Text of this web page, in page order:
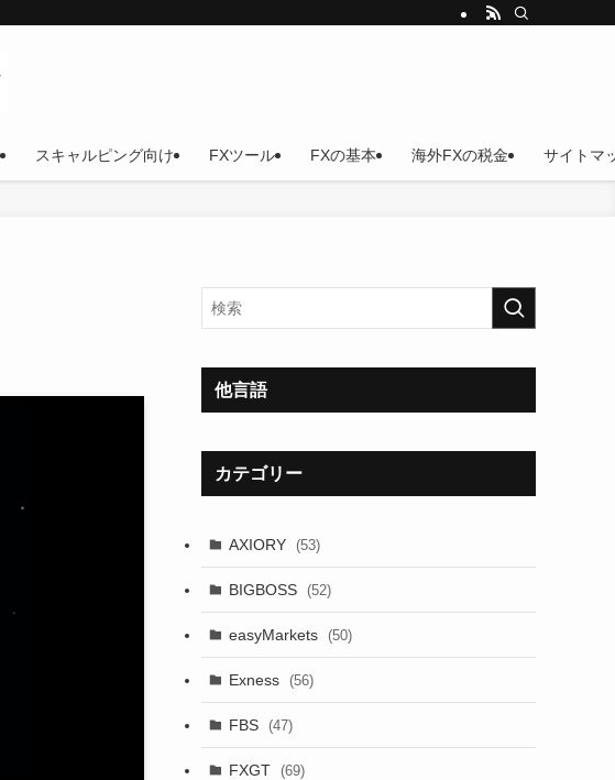
スキャルピング向け FXツール FXの基本 海外FXの税金 サイトマ
他言語
カテゴリー
AXIORY (53)
BIGBOSS (52)
easyMarkets (50)
Exness (56)
FBS (47)
FXGT (69)